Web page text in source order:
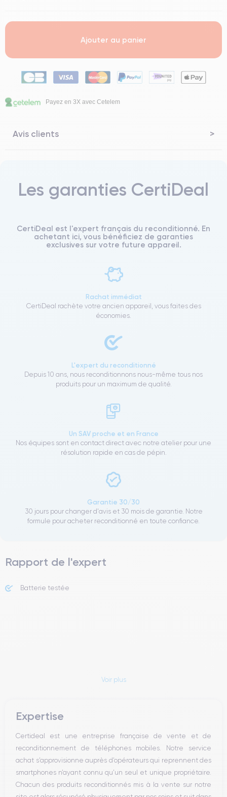
Ajouter au panier
Payez en 3X avec Cetelem
Avis clients
Les garanties CertiDeal
CertiDeal est l'expert français du reconditionné. En
achetant ici, vous bénéficiez de garanties
exclusives sur votre future appareil.
Rachat immédiat
CertiDeal rachète votre ancien appareil, vous faites des
économies.
L'expert du reconditionné
Depuis 10 ans, nous reconditionnons nous-même tous nos
produits pour un maximum de qualité.
Un SAV proche et en France
Nos équipes sont en contact direct avec notre atelier pour une
résolution rapide en cas de pépin.
Garantie 30/30
30 jours pour changer d'avis et 30 mois de garantie. Notre
formule pour acheter reconditionné en toute confiance.
Rapport de l'expert
Batterie testée
Voir plus
Expertise
Certideal est une entreprise française de vente et de
reconditionnement de téléphones mobiles. Notre service
achat s’approvisionne auprès d’opérateurs qui reprennent des
smartphones n’ayant connu qu’un seul et unique propriétaire.
Chacun des produits reconditionnés mis à la vente sur notre